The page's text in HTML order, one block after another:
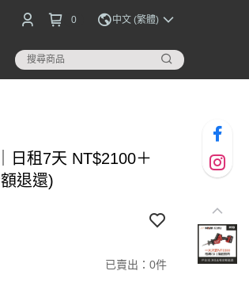
0 中文 (繁體)
日租7天 NT$2100＋
退還)
已賣出：0件